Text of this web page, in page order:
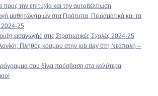
την επιτυχία και την αυτοβελτίωση
μαθητών/τριών στα Πρότυπα, Πειραματικά και τα
2024-25
εισαγωγής στις Στρατιωτικές Σχολές 2024-25
Πλήθος κόσμου στην job day στη Νεάπολη –
σου δίνει πρόσβαση στα καλύτερα